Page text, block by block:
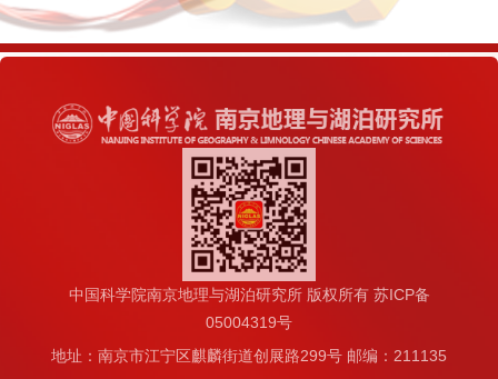
中国科学院南京地理与湖泊研究所 版权所有 苏ICP备
05004319号
地址：南京市江宁区麒麟街道创展路299号 邮编：211135